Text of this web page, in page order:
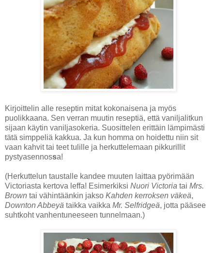
Kirjoittelin alle reseptin mitat kokonaisena ja myös
puolikkaana. Sen verran muutin reseptiä, että vaniljalitkun
sijaan käytin vaniljasokeria. Suosittelen erittäin lämpimästi
tätä simppeliä kakkua. Ja kun homma on hoidettu niin sit
vaan kahvit tai teet tulille ja herkuttelemaan pikkurillit
pystyasennossa!
(Herkuttelun taustalle kandee muuten laittaa pyörimään
Victoriasta kertova leffa! Esimerkiksi Nuori Victoria tai Mrs.
Brown tai vähintäänkin jakso Kahden kerroksen väkeä,
Downton Abbeyä taikka vaikka Mr. Selfridgeä, jotta pääsee
suhtkoht vanhentuneeseen tunnelmaan.)